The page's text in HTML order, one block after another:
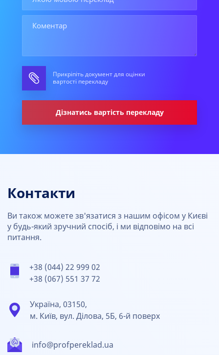
Прикріпіть документ для оцінки
вартості перекладу
Дізнатись вартість перекладу
Контакти
Ви також можете зв'язатися з нашим офісом у Києві
у будь-який зручний спосіб, і ми відповімо на всі
питання.
+38 (044) 22 999 02
+38 (067) 551 37 72
info@profpereklad.ua
Україна, 03150,
м. Київ, вул. Ділова, 5Б, 6-й поверх